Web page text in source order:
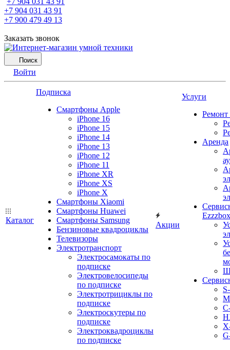
+7 904 031 43 91
+7 900 479 49 13
Заказать звонок
Поиск
Войти
Каталог
Подписка
Смартфоны Apple
iPhone 16
iPhone 15
iPhone 14
iPhone 13
iPhone 12
iPhone 11
iPhone XR
iPhone XS
iPhone X
Смартфоны Xiaomi
Смартфоны Huawei
Смартфоны Samsung
Бензиновые квадроциклы
Телевизоры
Электротранспорт
Электросамокаты по
подписке
Электровелосипеды
по подписке
Электротрициклы по
подписке
Электроскутеры по
подписке
Электроквадроциклы
по подписке
Акции
Услуги
Ремонт
Аренда
Ezzzbox